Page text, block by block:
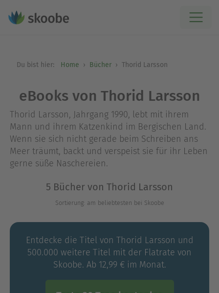
Du bist hier: Home Bücher Thorid Larsson
eBooks von Thorid Larsson
Thorid Larsson, Jahrgang 1990, lebt mit ihrem
Mann und ihrem Katzenkind im Bergischen Land.
Wenn sie sich nicht gerade beim Schreiben ans
Meer träumt, backt und verspeist sie für ihr Leben
gerne süße Naschereien.
5 Bücher von Thorid Larsson
Sortierung: am beliebtesten bei Skoobe
Entdecke die Titel von Thorid Larsson und
500.000 weitere Titel mit der Flatrate von
Skoobe. Ab 12,99 € im Monat.